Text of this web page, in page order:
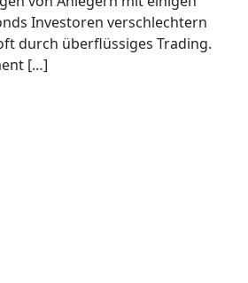
Investoren verschlechtern
durch überflüssiges Trading.
[…]